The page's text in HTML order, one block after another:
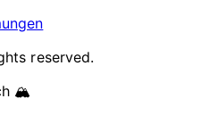
reserved.
🏔️